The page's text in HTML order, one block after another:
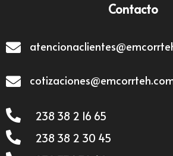
Contacto
238 38 2 16 65
238 38 2 30 45